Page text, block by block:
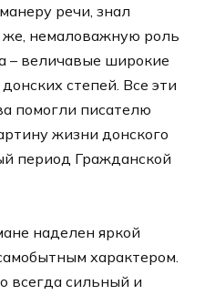
речи, знал
немаловажную роль
– величавые широкие
степей. Все эти
помогли писателю
жизни донского
период Гражданской
наделен яркой
характером.
всегда сильный и